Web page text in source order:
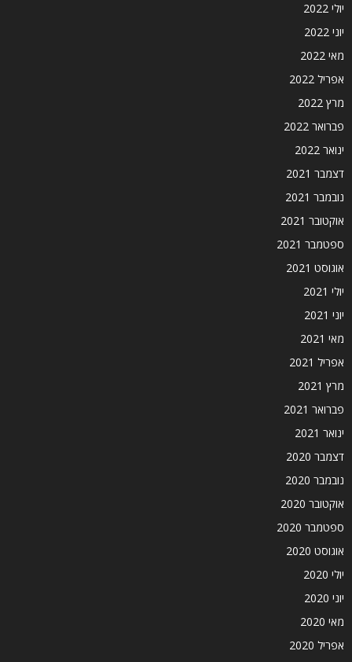
יולי 2022
יוני 2022
מאי 2022
אפריל 2022
מרץ 2022
פברואר 2022
ינואר 2022
דצמבר 2021
נובמבר 2021
אוקטובר 2021
ספטמבר 2021
אוגוסט 2021
יולי 2021
יוני 2021
מאי 2021
אפריל 2021
מרץ 2021
פברואר 2021
ינואר 2021
דצמבר 2020
נובמבר 2020
אוקטובר 2020
ספטמבר 2020
אוגוסט 2020
יולי 2020
יוני 2020
מאי 2020
אפריל 2020